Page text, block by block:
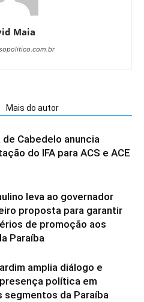
Maia
Mais do autor
Cabedelo anuncia
do IFA para ACS e ACE
leva ao governador
proposta para garantir
de promoção aos
Paraíba
amplia diálogo e
política em
segmentos da Paraíba